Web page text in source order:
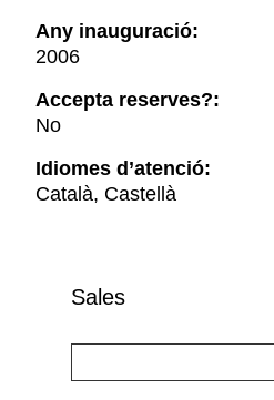
Any inauguració:
2006
Accepta reserves?:
No
Idiomes d’atenció:
Català, Castellà
Sales